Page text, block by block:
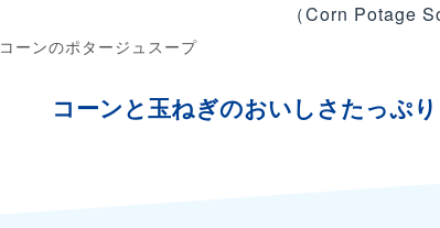
（Corn Potage
コーンのポタージュスープ
コーンと玉ねぎのおいしさたっぷ